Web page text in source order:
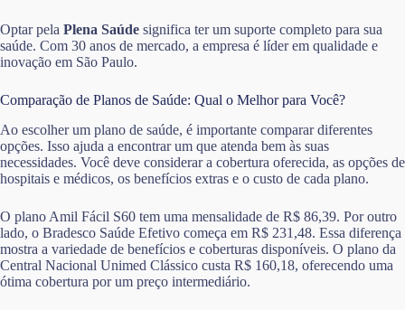
Optar pela Plena Saúde significa ter um suporte completo para sua
saúde. Com 30 anos de mercado, a empresa é líder em qualidade e
inovação em São Paulo.
Comparação de Planos de Saúde: Qual o Melhor para Você?
Ao escolher um plano de saúde, é importante comparar diferentes
opções. Isso ajuda a encontrar um que atenda bem às suas
necessidades. Você deve considerar a cobertura oferecida, as opções de
hospitais e médicos, os benefícios extras e o custo de cada plano.
O plano Amil Fácil S60 tem uma mensalidade de R$ 86,39. Por outro
lado, o Bradesco Saúde Efetivo começa em R$ 231,48. Essa diferença
mostra a variedade de benefícios e coberturas disponíveis. O plano da
Central Nacional Unimed Clássico custa R$ 160,18, oferecendo uma
ótima cobertura por um preço intermediário.